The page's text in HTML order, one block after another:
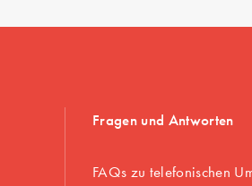
Fragen und Antworten
FAQs zu telefonischen